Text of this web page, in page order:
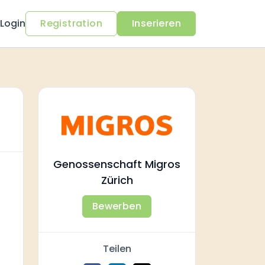
Login Registration Inserieren
Genossenschaft Migros
Zürich
Bewerben
Teilen